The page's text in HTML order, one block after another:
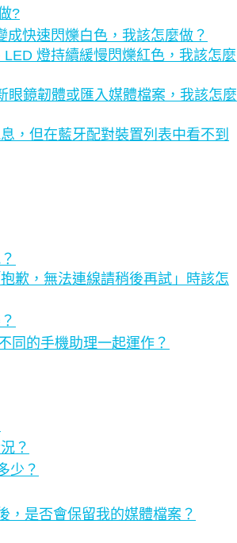
?
快速閃爍白色，我該怎麼做？
燈持續緩慢閃爍紅色，我該怎麼
眼鏡韌體或匯入媒體檔案，我該怎麼
，但在藍牙配對裝置列表中看不到
歉，無法連線請稍後再試」時該怎
同的手機助理一起運作？
？
少？
，是否會保留我的媒體檔案？